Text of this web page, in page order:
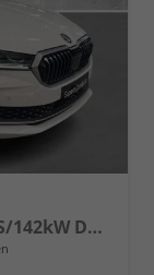
Selection 2.0 TDI AdBlue 4x4 193PS/142kW DSG7 2026